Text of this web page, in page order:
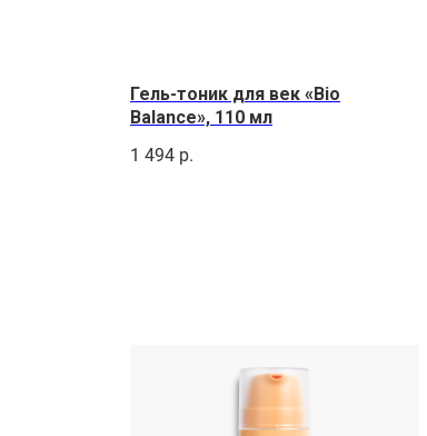
Гель-тоник для век «Bio
Balance», 110 мл
1 494 р.